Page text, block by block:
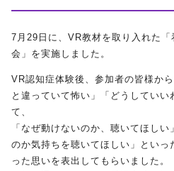
プライバシーポリシー
受験生の方へ 保
7 月 29 日に、 VR教材を取り入れた
会」を実施しました。
VR認知症体験後、参加者の皆様か
と違っていて怖い」「どうしていい
て、
「なぜ動けないのか、聴いてほし
のか気持ちを聴いてほしい」といっ
った思いを表出してもらいました。